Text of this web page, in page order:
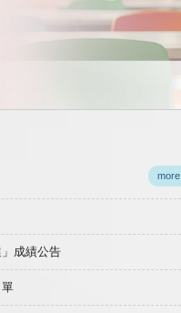
more
成績公告